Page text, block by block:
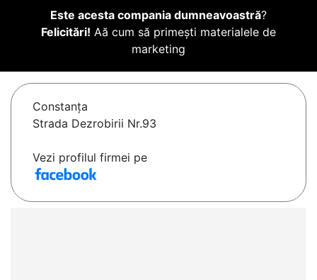
Este acesta compania dumneavoastră?
Felicitări! Aă cum să primești materialele de
marketing
Constanţa
Strada Dezrobirii Nr.93
Vezi profilul firmei pe